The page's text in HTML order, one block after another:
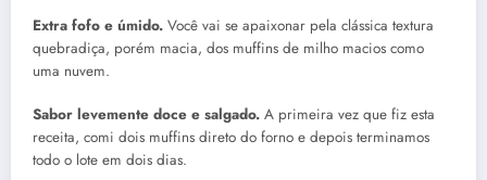
Extra fofo e úmido. Você vai se apaixonar pela clássica textura
quebradiça, porém macia, dos muffins de milho macios como
uma nuvem.
Sabor levemente doce e salgado. A primeira vez que fiz esta
receita, comi dois muffins direto do forno e depois terminamos
todo o lote em dois dias.